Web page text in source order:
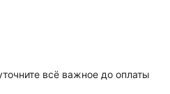
всё важное до оплаты